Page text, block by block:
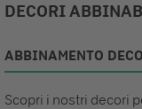
DECORI
ABBINAMENTO
Scopri i nostri decori